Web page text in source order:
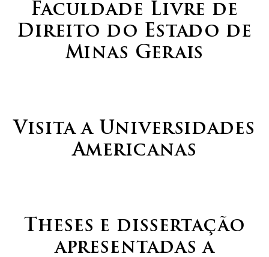
Faculdade Livre de
Direito do Estado de
Minas Gerais
Visita a Universidades
Americanas
Theses e dissertação
apresentadas a